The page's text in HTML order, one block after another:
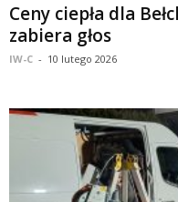
Ceny ciepła dla
zabiera głos
IW-C - 10 lutego 2026